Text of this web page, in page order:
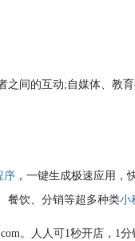
之间的互动; 自媒体、教
序 ，一键生成极速应用，
餐饮、分销等超多种类小
。人人可1秒开店， 1分